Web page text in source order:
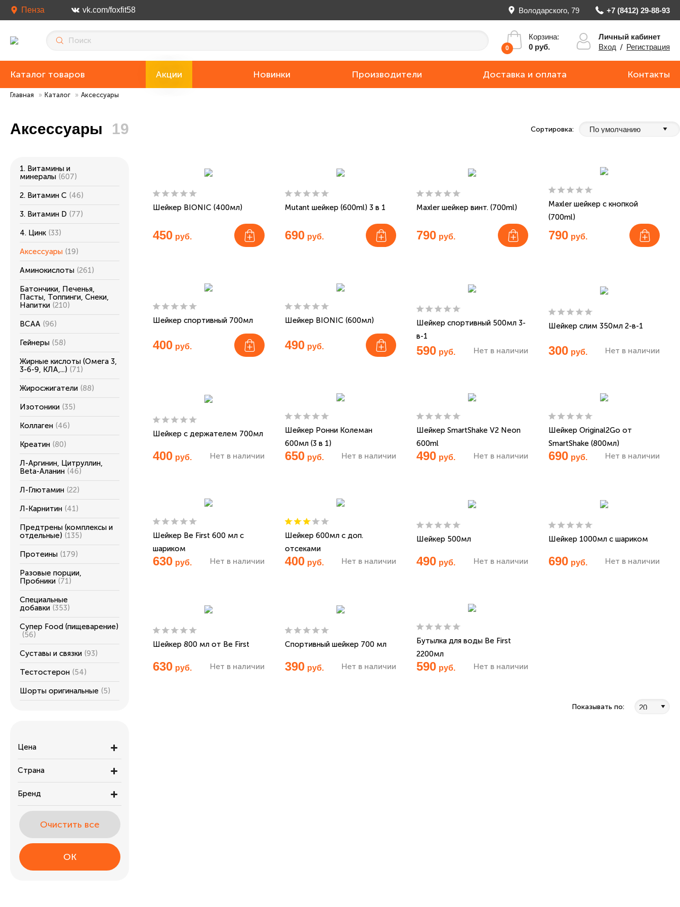
Пенза vk.com/foxfit58 Володарского, 79 +7 (8412) 29-88-93
0
Корзина:
0 руб.
Личный кабинет
Вход / Регистрация
Каталог товаров Акции Новинки Производители Доставка и оплата Контакты
Главная » Каталог » Аксессуары
Аксессуары 19 Сортировка:
1. Витамины и
минералы (607)
2. Витамин С (46)
3. Витамин D (77)
4. Цинк (33)
Аксессуары (19)
Аминокислоты (261)
Батончики, Печенья,
Пасты, Топпинги, Снеки,
Напитки (210)
ВСАА (96)
Гейнеры (58)
Жирные кислоты (Омега 3,
3-6-9, КЛА,...) (71)
Жиросжигатели (88)
Изотоники (35)
Коллаген (46)
Креатин (80)
Л-Аргинин, Цитруллин,
Beta-Аланин (46)
Л-Глютамин (22)
Л-Карнитин (41)
Предтрены (комплексы и
отдельные) (135)
Протеины (179)
Разовые порции,
Пробники (71)
Специальные
добавки (353)
Супер Food (пищеварение)
(56)
Суставы и связки (93)
Тестостерон (54)
Шорты оригинальные (5)
Цена
Страна
Бренд
Шейкер BIONIC (400мл)
450 руб.
Mutant шейкер (600ml) 3 в 1
690 руб.
Maxler шейкер винт. (700ml)
790 руб.
Maxler шейкер с кнопкой
(700ml)
790 руб.
Шейкер спортивный 700мл
400 руб.
Шейкер BIONIC (600мл)
490 руб.
Шейкер спортивный 500мл 3-
в-1
590 руб. Нет в наличии
Шейкер слим 350мл 2-в-1
300 руб. Нет в наличии
Шейкер с держателем 700мл
400 руб. Нет в наличии
Шейкер Ронни Колеман
600мл (3 в 1)
650 руб. Нет в наличии
Шейкер SmartShake V2 Neon
600ml
490 руб. Нет в наличии
Шейкер Original2Go от
SmartShake (800мл)
690 руб. Нет в наличии
Шейкер Be First 600 мл c
шариком
630 руб. Нет в наличии
Шейкер 600мл с доп.
отсеками
400 руб. Нет в наличии
Шейкер 500мл
490 руб. Нет в наличии
Шейкер 1000мл с шариком
690 руб. Нет в наличии
Шейкер 800 мл от Be First
630 руб. Нет в наличии
Спортивный шейкер 700 мл
390 руб. Нет в наличии
Бутылка для воды Be First
2200мл
590 руб. Нет в наличии
Показывать по: